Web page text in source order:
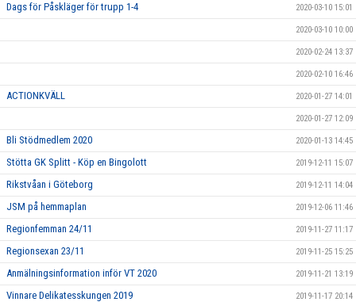
Dags för Påskläger för trupp 1-4 2020-03-10 15:01
2020-03-10 10:00
2020-02-24 13:37
2020-02-10 16:46
ACTIONKVÄLL 2020-01-27 14:01
2020-01-27 12:09
Bli Stödmedlem 2020 2020-01-13 14:45
Stötta GK Splitt - Köp en Bingolott 2019-12-11 15:07
Rikstvåan i Göteborg 2019-12-11 14:04
JSM på hemmaplan 2019-12-06 11:46
Regionfemman 24/11 2019-11-27 11:17
Regionsexan 23/11 2019-11-25 15:25
Anmälningsinformation inför VT 2020 2019-11-21 13:19
Vinnare Delikatesskungen 2019 2019-11-17 20:14